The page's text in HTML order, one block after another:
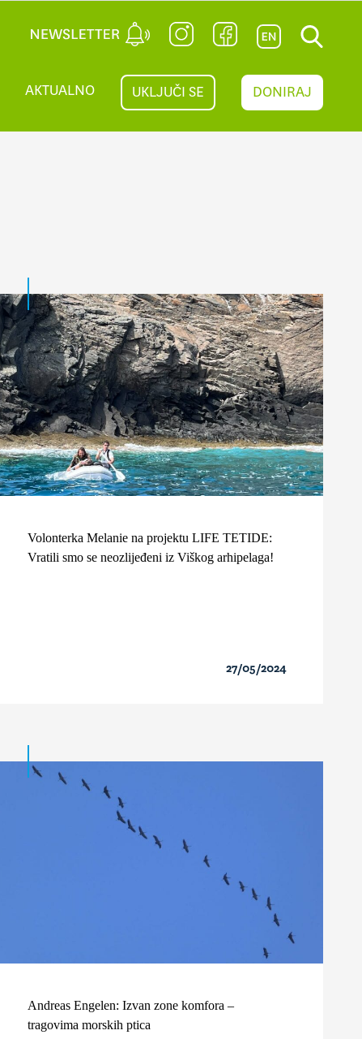
AKTUALNO UKLJUČI SE DONIRAJ
Volonterka Melanie na projektu LIFE TETIDE:
Vratili smo se neozlijeđeni iz Viškog arhipelaga!
27/05/2024
Andreas Engelen: Izvan zone komfora –
tragovima morskih ptica